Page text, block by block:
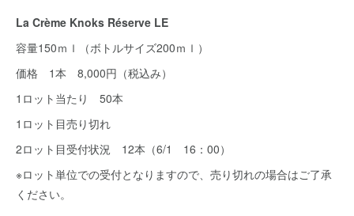
La Crème Knoks Réserve LE
容量150ｍｌ（ボトルサイズ200ｍｌ）
価格 1本 8,000円（税込み）
1ロット当たり 50本
1ロット目売り切れ
2ロット目受付状況 12本（6/1 16：00）
※ロット単位での受付となりますので、売り切れの場合はご了承
ください。